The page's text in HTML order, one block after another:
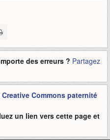
des erreurs ? Partagez
Commons paternité
un lien vers cette page et